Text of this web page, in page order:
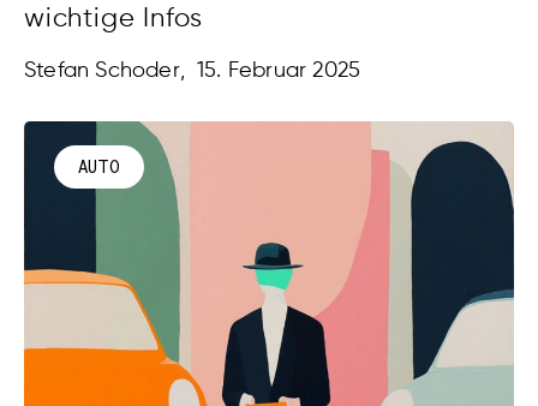
wichtige Infos
Stefan Schoder, 15. Februar 2025
AUTO